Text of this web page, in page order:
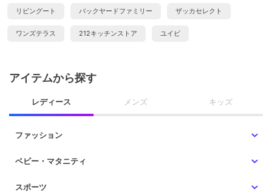
リビングート バックヤードファミリー ザッカセレクト
ワンズテラス 212キッチンストア ユイビ
アイテムから探す
レディース メンズ キッズ
ファッション
ベビー・マタニティ
スポーツ